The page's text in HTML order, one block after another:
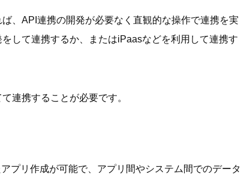
、API連携の開発が必要なく直観的な操作で連携を実
して連携するか、またはiPaasなどを利用して連携す
連携することが必要です。
プリ作成が可能で、アプリ間やシステム間でのデータ